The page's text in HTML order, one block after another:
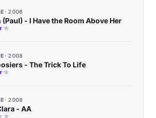
2006
- I Have the Room Above Her
2008
- The Trick To Life
2008
- AA